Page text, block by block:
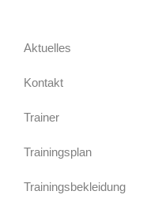
Aktuelles
Kontakt
Trainer
Trainingsplan
Trainingsbekleidung